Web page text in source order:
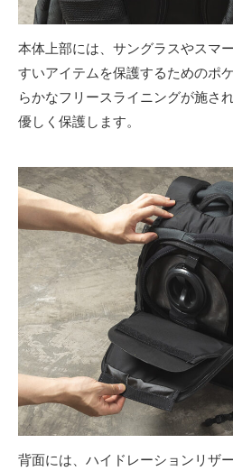
本体上部には、サングラスやスマ
すいアイテムを保護するためのポ
らかなフリースライニングが施さ
優しく保護します。
背面には、ハイドレーションリザ